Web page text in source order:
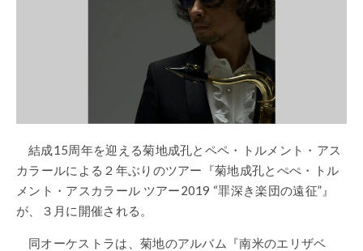
結成15周年を迎える菊地成孔とペペ・トルメント・アス
カラールによる２年ぶりのツアー『菊地成孔とぺぺ・トル
メント・アスカラール ツアー2019 “罪深き楽団の遠征” 』
が、３月に開催される。
同オーケストラは、菊地のアルバム『南米のエリザベ